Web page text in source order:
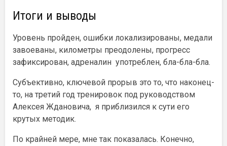
Итоги и выводы
Уровень пройден, ошибки локализированы, медали
завоеваны, километры преодолены, прогресс
зафиксирован, адреналин употреблен, бла-бла-бла.
Субъективно, ключевой прорыв это то, что наконец-
то, на третий год тренировок под руководством
Алексея Ждановича, я приблизился к сути его
крутых методик.
По крайней мере, мне так показалась. Конечно,